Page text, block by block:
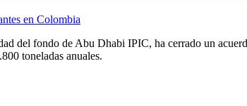
del fondo de Abu Dhabi IPIC, ha cerrado un
toneladas anuales.